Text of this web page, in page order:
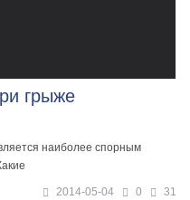
грыже
наиболее спорным
2014-05-04 0 31